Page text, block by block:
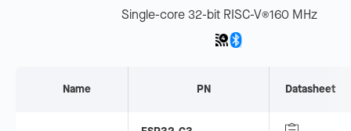
Single-core 32-bit RISC-V®160 MHz
Name PN Datasheet